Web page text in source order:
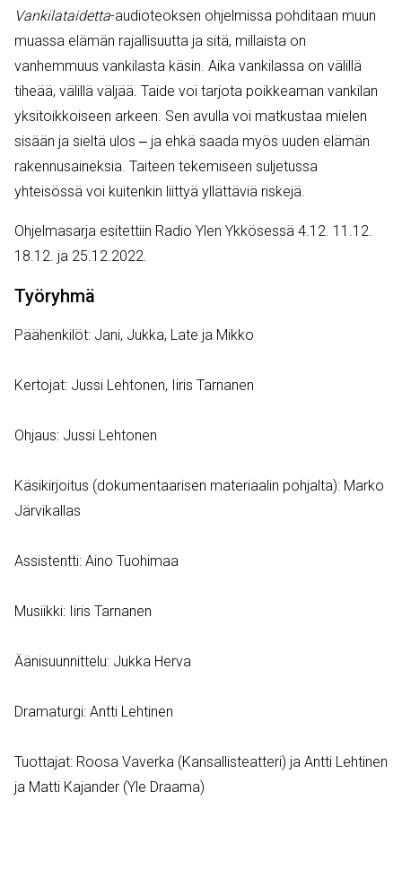
Vankilataidetta-audioteoksen ohjelmissa pohditaan muun
muassa elämän rajallisuutta ja sitä, millaista on
vanhemmuus vankilasta käsin. Aika vankilassa on välillä
tiheää, välillä väljää. Taide voi tarjota poikkeaman vankilan
yksitoikkoiseen arkeen. Sen avulla voi matkustaa mielen
sisään ja sieltä ulos ‒ ja ehkä saada myös uuden elämän
rakennusaineksia. Taiteen tekemiseen suljetussa
yhteisössä voi kuitenkin liittyä yllättäviä riskejä.
Ohjelmasarja esitettiin Radio Ylen Ykkösessä 4.12. 11.12.
18.12. ja 25.12.2022.
Työryhmä
Päähenkilöt: Jani, Jukka, Late ja Mikko
Kertojat: Jussi Lehtonen, Iiris Tarnanen
Ohjaus: Jussi Lehtonen
Käsikirjoitus (dokumentaarisen materiaalin pohjalta): Marko
Järvikallas
Assistentti: Aino Tuohimaa
Musiikki: Iiris Tarnanen
Äänisuunnittelu: Jukka Herva
Dramaturgi: Antti Lehtinen
Tuottajat: Roosa Vaverka (Kansallisteatteri) ja Antti Lehtinen
ja Matti Kajander (Yle Draama)